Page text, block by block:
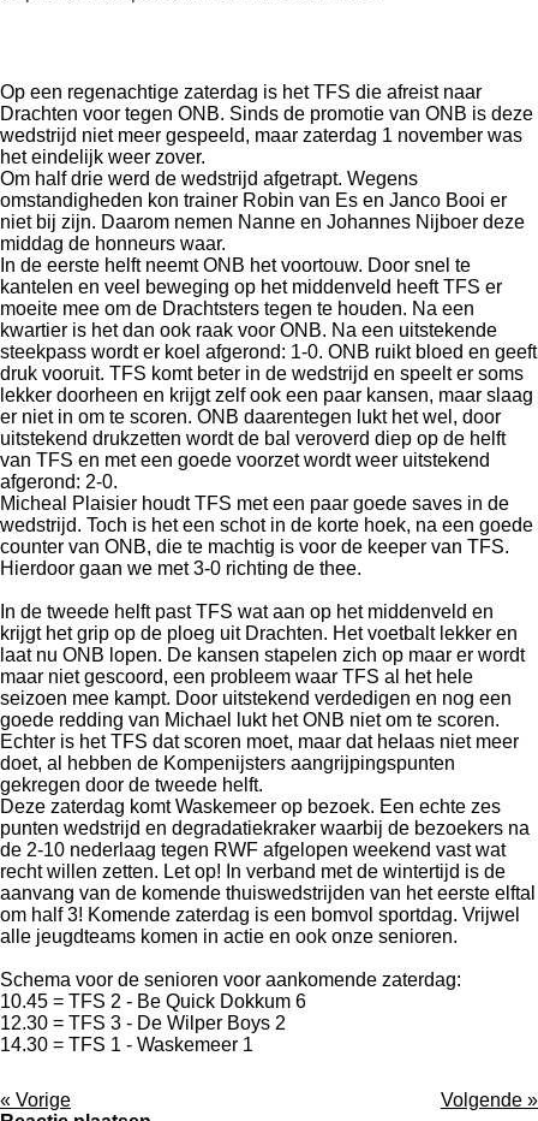
Op een regenachtige zaterdag is het TFS die afreist naar
Drachten voor tegen ONB. Sinds de promotie van ONB is deze
wedstrijd niet meer gespeeld, maar zaterdag 1 november was
het eindelijk weer zover.
Om half drie werd de wedstrijd afgetrapt. Wegens
omstandigheden kon trainer Robin van Es en Janco Booi er
niet bij zijn. Daarom nemen Nanne en Johannes Nijboer deze
middag de honneurs waar.
In de eerste helft neemt ONB het voortouw. Door snel te
kantelen en veel beweging op het middenveld heeft TFS er
moeite mee om de Drachtsters tegen te houden. Na een
kwartier is het dan ook raak voor ONB. Na een uitstekende
steekpass wordt er koel afgerond: 1-0. ONB ruikt bloed en geeft
druk vooruit. TFS komt beter in de wedstrijd en speelt er soms
lekker doorheen en krijgt zelf ook een paar kansen, maar slaag
er niet in om te scoren. ONB daarentegen lukt het wel, door
uitstekend drukzetten wordt de bal veroverd diep op de helft
van TFS en met een goede voorzet wordt weer uitstekend
afgerond: 2-0.
Micheal Plaisier houdt TFS met een paar goede saves in de
wedstrijd. Toch is het een schot in de korte hoek, na een goede
counter van ONB, die te machtig is voor de keeper van TFS.
Hierdoor gaan we met 3-0 richting de thee.
In de tweede helft past TFS wat aan op het middenveld en
krijgt het grip op de ploeg uit Drachten. Het voetbalt lekker en
laat nu ONB lopen. De kansen stapelen zich op maar er wordt
maar niet gescoord, een probleem waar TFS al het hele
seizoen mee kampt. Door uitstekend verdedigen en nog een
goede redding van Michael lukt het ONB niet om te scoren.
Echter is het TFS dat scoren moet, maar dat helaas niet meer
doet, al hebben de Kompenijsters aangrijpingspunten
gekregen door de tweede helft.
Deze zaterdag komt Waskemeer op bezoek. Een echte zes
punten wedstrijd en degradatiekraker waarbij de bezoekers na
de 2-10 nederlaag tegen RWF afgelopen weekend vast wat
recht willen zetten. Let op! In verband met de wintertijd is de
aanvang van de komende thuiswedstrijden van het eerste elftal
om half 3! Komende zaterdag is een bomvol sportdag. Vrijwel
alle jeugdteams komen in actie en ook onze senioren.
Schema voor de senioren voor aankomende zaterdag:
10.45 = TFS 2 - Be Quick Dokkum 6
12.30 = TFS 3 - De Wilper Boys 2
14.30 = TFS 1 - Waskemeer 1
« Vorige Volgende »